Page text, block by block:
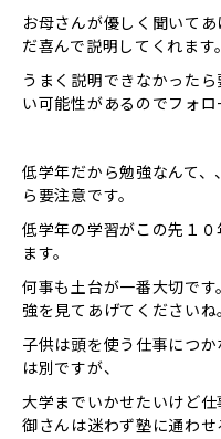
お母さんが優しく聞いて
だ喜んで説明してくれます。
うまく説明できなかった
い可能性があるのでフォロ
低学年だから勉強なんて
ら要注意です。
低学年の学習がこの先１
ます。
何事も土台が一番大切で
強を見てあげてくださいね
子供は頭を使う仕事につ
は別ですが、
大学までいかせたいけど
御さんは迷わず塾に通わせ